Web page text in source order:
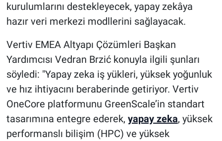
kurulumlarını destekleyecek, yapay zekâya
hazır veri merkezi modllerini sağlayacak.
Vertiv EMEA Altyapı Çözümleri Başkan
Yardımcısı Vedran Brzić konuyla ilgili şunları
söyledi: "Yapay zeka iş yükleri, yüksek yoğunluk
ve hız ihtiyacını beraberinde getiriyor. Vertiv
OneCore platformunu GreenScale’in standart
tasarımına entegre ederek, yapay zeka, yüksek
performanslı bilişim (HPC) ve yüksek